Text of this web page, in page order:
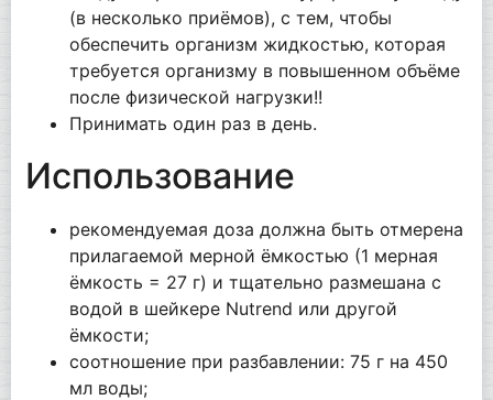
(в несколько приёмов), с тем, чтобы
обеспечить организм жидкостью, которая
требуется организму в повышенном объёме
после физической нагрузки!!
Принимать один раз в день.
Использование
рекомендуемая доза должна быть отмерена
прилагаемой мерной ёмкостью (1 мерная
ёмкость = 27 г) и тщательно размешана с
водой в шейкере Nutrend или другой
ёмкости;
соотношение при разбавлении: 75 г на 450
мл воды;